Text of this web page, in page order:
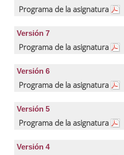
Programa de la asignatura
Versión 7
Programa de la asignatura
Versión 6
Programa de la asignatura
Versión 5
Programa de la asignatura
Versión 4